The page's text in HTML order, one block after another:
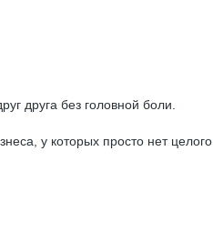
друга без головной боли.
у которых просто нет целого